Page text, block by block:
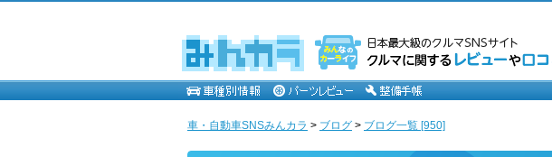
車・自動車SNSみんカラ > ブログ > ブログ一覧 [950]